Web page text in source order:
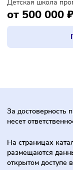
признание в
LEVITA
приводит к
LEVITA имеет
включая
Узбекистан,
компании
превышает 60